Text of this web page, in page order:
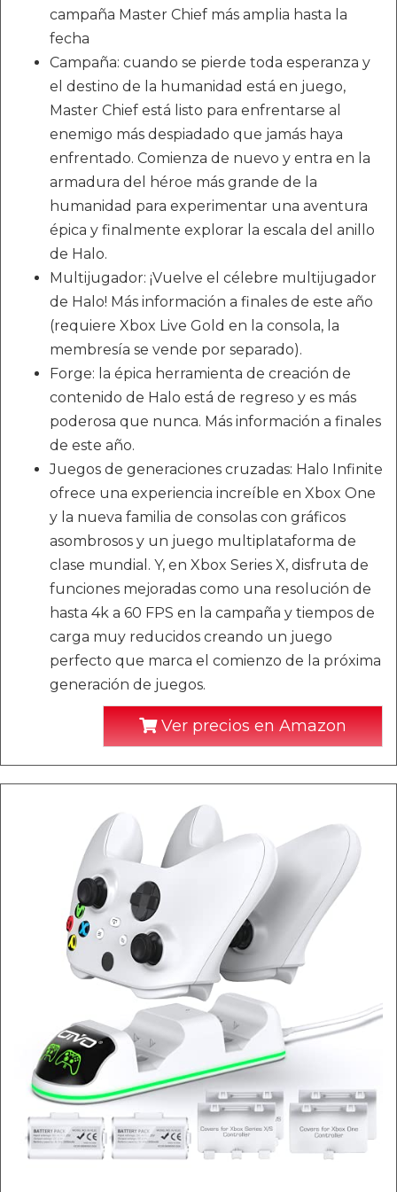
campaña Master Chief más amplia hasta la
fecha
Campaña: cuando se pierde toda esperanza y
el destino de la humanidad está en juego,
Master Chief está listo para enfrentarse al
enemigo más despiadado que jamás haya
enfrentado. Comienza de nuevo y entra en la
armadura del héroe más grande de la
humanidad para experimentar una aventura
épica y finalmente explorar la escala del anillo
de Halo.
Multijugador: ¡Vuelve el célebre multijugador
de Halo! Más información a finales de este año
(requiere Xbox Live Gold en la consola, la
membresía se vende por separado).
Forge: la épica herramienta de creación de
contenido de Halo está de regreso y es más
poderosa que nunca. Más información a finales
de este año.
Juegos de generaciones cruzadas: Halo Infinite
ofrece una experiencia increíble en Xbox One
y la nueva familia de consolas con gráficos
asombrosos y un juego multiplataforma de
clase mundial. Y, en Xbox Series X, disfruta de
funciones mejoradas como una resolución de
hasta 4k a 60 FPS en la campaña y tiempos de
carga muy reducidos creando un juego
perfecto que marca el comienzo de la próxima
generación de juegos.
Ver precios en Amazon